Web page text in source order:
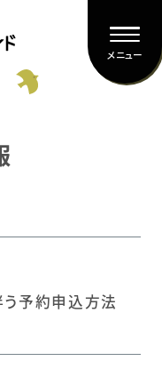
メニュー
予約申込方法